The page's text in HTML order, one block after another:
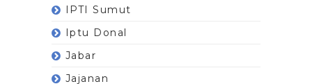
IPTI Sumut
Iptu Donal
Jabar
Jajanan